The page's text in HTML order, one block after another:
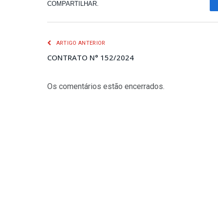
COMPARTILHAR.
ARTIGO ANTERIOR
CONTRATO N° 152/2024
Os comentários estão encerrados.